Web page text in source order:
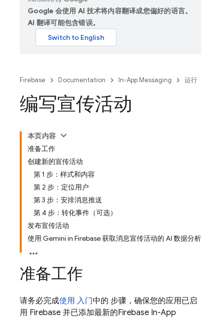
Google 会使用 AI 技术将内容翻译成您偏好的语言。
AI 翻译可能包含错误。
Firebase Documentation In-App Messaging 运行
编写宣传活动
本页内容
准备工作
创建新的宣传活动
第 1 步：样式和内容
第 2 步：定位用户
第 3 步：安排消息推送
第 4 步：转化事件（可选）
发布宣传活动
使用 Gemini in Firebase 获取消息宣传活动的 AI 数据分析
准备工作
请务必完成使用 入门中的 步骤，确保您的应用已启
用 Firebase 并已添加最新的Firebase In-App